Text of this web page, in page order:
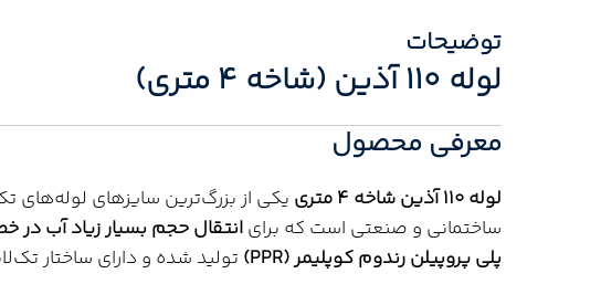
توضیحات
لوله 110 آذین (شاخه 4 متری)
معرفی محصول
لوله 110 آذین شاخه 4 متری
یکی از بزرگ‌ترین سایزهای لوله‌های
ساختمانی و صنعتی است که برایانتقال حجم بسیار زیاد آب در
پلی پروپیلن رندوم کوپلیمر (PPR)
تولید شده و دارای ساختار